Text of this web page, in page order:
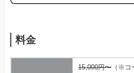
料金
15,000円〜 （※コ